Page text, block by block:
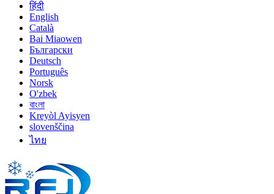
हिंदी
English
Català
Bai Miaowen
Български
Deutsch
Português
Norsk
O'zbek
বাংলা
Kreyòl Ayisyen
slovenščina
ไทย